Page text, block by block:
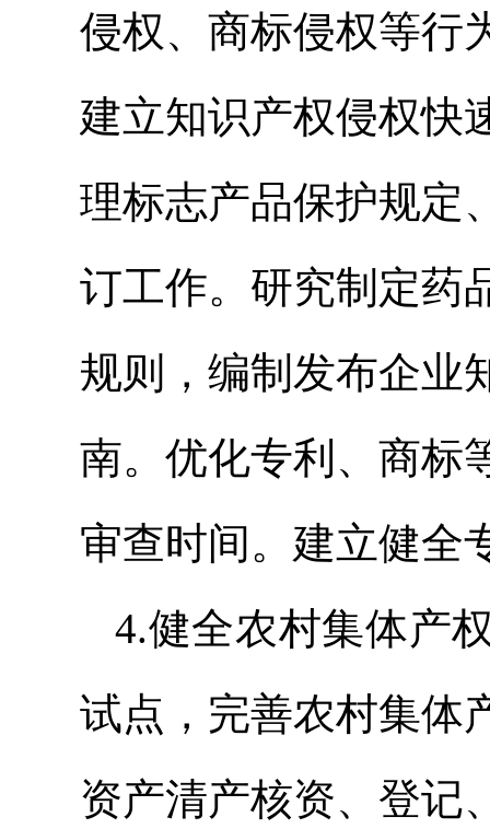
侵权、商标侵权等行
建立知识产权侵权快
理标志产品保护规定
订工作。研究制定药
规则，编制发布企业
南。优化专利、商标
审查时间。建立健全
4.健全农村集体产
试点，完善农村集体
资产清产核资、登记